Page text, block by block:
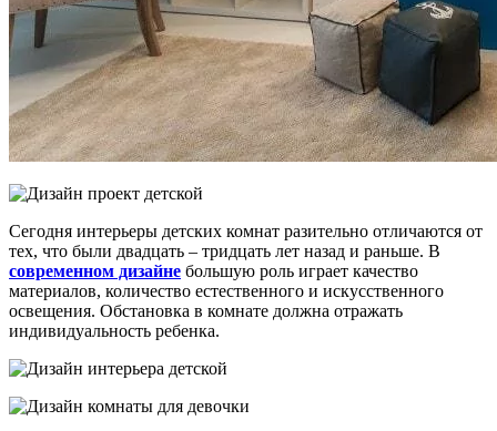
Сегодня интерьеры детских комнат разительно отличаются от
тех, что были двадцать – тридцать лет назад и раньше. В
современном дизайне большую роль играет качество
материалов, количество естественного и искусственного
освещения. Обстановка в комнате должна отражать
индивидуальность ребенка.